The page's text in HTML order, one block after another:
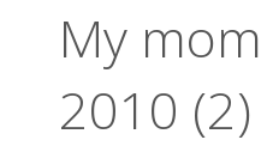
My
2010 (2)